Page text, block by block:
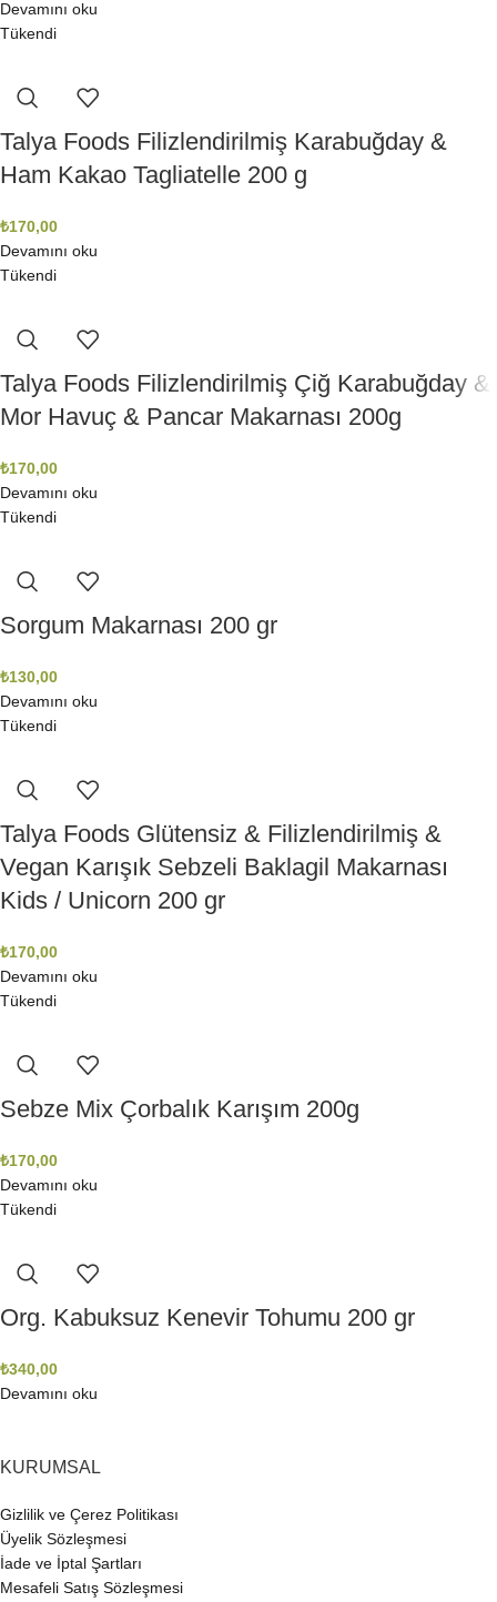
Devamını oku
Tükendi
Talya Foods Filizlendirilmiş Karabuğday &
Ham Kakao Tagliatelle 200 g
₺170,00
Devamını oku
Tükendi
Talya Foods Filizlendirilmiş Çiğ Karabuğday &
Mor Havuç & Pancar Makarnası 200g
₺170,00
Devamını oku
Tükendi
Sorgum Makarnası 200 gr
₺130,00
Devamını oku
Tükendi
Talya Foods Glütensiz & Filizlendirilmiş &
Vegan Karışık Sebzeli Baklagil Makarnası
Kids / Unicorn 200 gr
₺170,00
Devamını oku
Tükendi
Sebze Mix Çorbalık Karışım 200g
₺170,00
Devamını oku
Tükendi
Org. Kabuksuz Kenevir Tohumu 200 gr
₺340,00
Devamını oku
KURUMSAL
Gizlilik ve Çerez Politikası
Üyelik Sözleşmesi
İade ve İptal Şartları
Mesafeli Satış Sözleşmesi